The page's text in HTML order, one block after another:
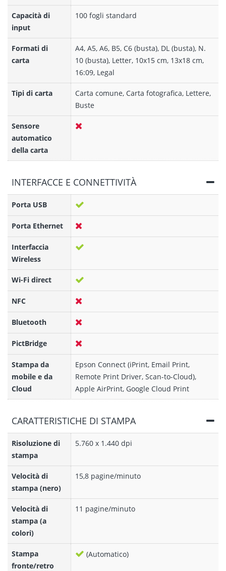
Capacità di
input
100 fogli standard
Formati di
carta
A4, A5, A6, B5, C6 (busta), DL (busta), N.
10 (busta), Letter, 10x15 cm, 13x18 cm,
16:09, Legal
Tipi di carta
Carta comune, Carta fotografica, Lettere,
Buste
Sensore
automatico
della carta
INTERFACCE E CONNETTIVITÀ
Porta USB
Porta Ethernet
Interfaccia
Wireless
Wi-Fi direct
NFC
Bluetooth
PictBridge
Stampa da
mobile e da
Cloud
Epson Connect (iPrint, Email Print,
Remote Print Driver, Scan-to-Cloud),
Apple AirPrint, Google Cloud Print
CARATTERISTICHE DI STAMPA
Risoluzione di
stampa
5.760 x 1.440 dpi
Velocità di
stampa (nero)
15,8 pagine/minuto
Velocità di
stampa (a
colori)
11 pagine/minuto
Stampa
fronte/retro
(Automatico)